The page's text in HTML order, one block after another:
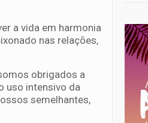
a vida em harmonia
nas relações,
obrigados a
uso intensivo da
semelhantes,